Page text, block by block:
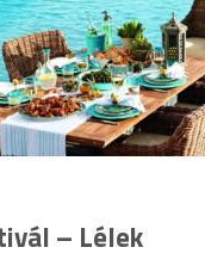
– Lélek